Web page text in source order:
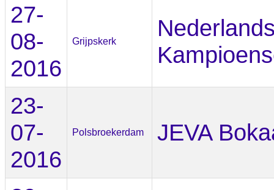
27-
08-
2016
Grijpskerk
23-
07-
2016
Polsbroekerdam JEVA